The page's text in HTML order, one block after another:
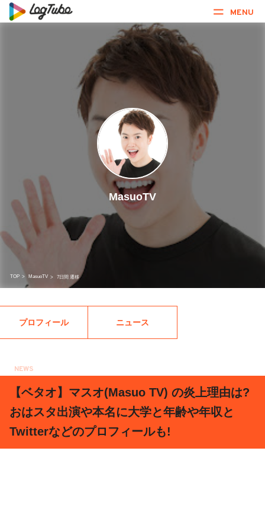
MENU
MasuoTV
TOP > MasuoTV > 7日間 遷移
プロフィール ニュース
NEWS
【ベタオ】マスオ(Masuo TV) の炎上理由は?
おはスタ出演や本名に大学と年齢や年収と
Twitterなどのプロフィールも!